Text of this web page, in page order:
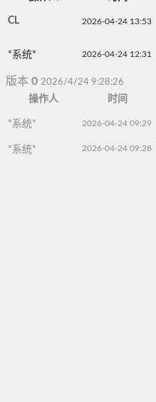
CL 2026-04-24 13:53
*系统* 2026-04-24 12:31
版本 0 2026/4/24 9:28:26
操作人
时间
*系统* 2026-04-24 09:29
*系统*
2026-04-24 09:28